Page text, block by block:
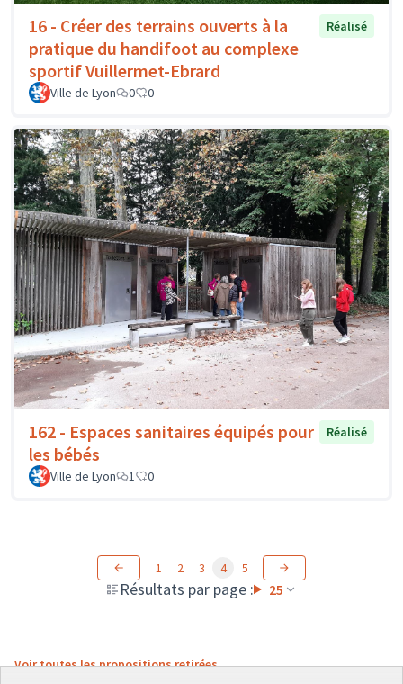
16 - Créer des terrains ouverts à la
pratique du handifoot au complexe
sportif Vuillermet-Ebrard
Réalisé
Ville de Lyon 0 0
162 - Espaces sanitaires équipés pour
les bébés
Réalisé
Ville de Lyon 1 0
Résultats par page : 25
1 2 3 4 5
Voir toutes les propositions retirées